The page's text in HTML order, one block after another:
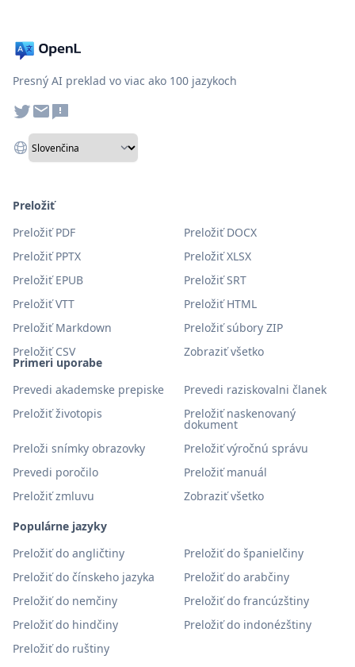
Presný AI preklad vo viac ako 100 jazykoch
Primeri uporabe
Prevedi akademske prepiske
Prevedi raziskovalni članek
Preložiť životopis
Preložiť naskenovaný
dokument
Preloži snímky obrazovky
Preložiť výročnú správu
Prevedi poročilo
Preložiť manuál
Preložiť zmluvu
Zobraziť všetko
Populárne jazyky
Preložiť do angličtiny
Preložiť do španielčiny
Preložiť do čínskeho jazyka
Preložiť do arabčiny
Preložiť do nemčiny
Preložiť do francúzštiny
Preložiť do hindčiny
Preložiť do indonézštiny
Preložiť do ruštiny
Preložiť
Preložiť PDF
Preložiť DOCX
Preložiť PPTX
Preložiť XLSX
Preložiť EPUB
Preložiť SRT
Preložiť VTT
Preložiť HTML
Preložiť Markdown
Preložiť súbory ZIP
Preložiť CSV
Zobraziť všetko